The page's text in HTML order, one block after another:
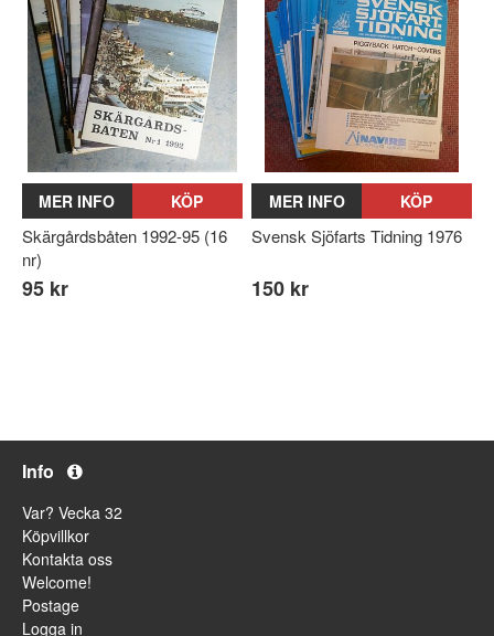
MER INFO KÖP
Skärgårdsbåten 1992-95 (16
nr)
95 kr
MER INFO KÖP
Svensk Sjöfarts Tidning 1976
150 kr
Info
Var? Vecka 32
Köpvillkor
Kontakta oss
Welcome!
Postage
Logga in